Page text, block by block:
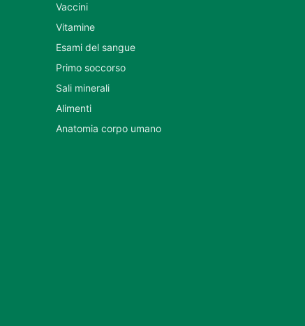
Vaccini
Vitamine
Esami del sangue
Primo soccorso
Sali minerali
Alimenti
Anatomia corpo umano